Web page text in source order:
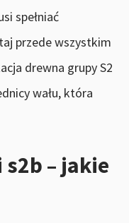
spełniać
przede wszystkim
drewna grupy S2
wału, która
– jakie